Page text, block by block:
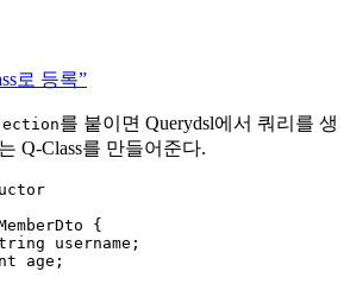
로 등록”
를 붙이면 Querydsl에서 쿼리를 생
Q-Class를 만들어준다.
{
username ;
age ;